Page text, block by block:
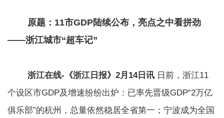
原题：11市GDP陆续公布，亮点之中看拼劲
——浙江城市“超车记”
浙江在线-《浙江日报》2月14日讯 日前，浙江11
个设区市GDP及增速纷纷出炉：已率先晋级GDP“2万亿
俱乐部”的杭州，总量依然稳居全省第一；宁波成为全国